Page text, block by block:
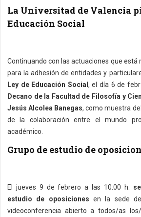
La Universitad de Valencia
Educación Social
Continuando con las actuaciones que está
para la adhesión de entidades y
Ley de Educación Social , el día 6 de
Decano de la Facultad de Filosofía y
Jesús Alcolea Banegas, como muestra
de la colaboración entre el mundo
académico.
Grupo de estudio de
El jueves 9 de febrero a las 10:00 h.
estudio de oposiciones en la sede
videoconferencia abierto a todos/as